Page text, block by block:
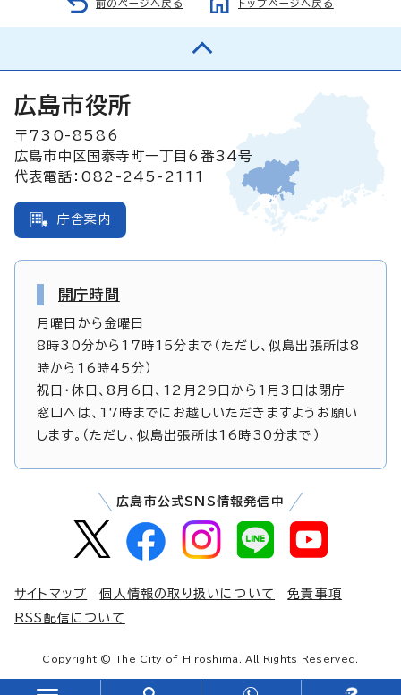
前のページへ戻る トップページへ戻る
広島市役所
〒730-8586
広島市中区国泰寺町一丁目6番34号
代表電話：082-245-2111
庁舎案内
開庁時間
月曜日から金曜日
8時30分から17時15分まで（ただし、似島出張所は8
時から16時45分）
祝日・休日、8月6日、12月29日から1月3日は閉庁
窓口へは、17時までにお越しいただきますようお願い
します。（ただし、似島出張所は16時30分まで）
広島市公式SNS情報発信中
サイトマップ 個人情報の取り扱いについて
免責事項
RSS配信について
Copyright © The City of Hiroshima. All Rights Reserved.